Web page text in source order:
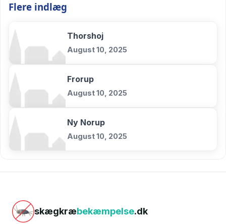
Flere indlæg
Thorshoj
August 10, 2025
Frorup
August 10, 2025
Ny Norup
August 10, 2025
skægkræbekæmpelse.dk